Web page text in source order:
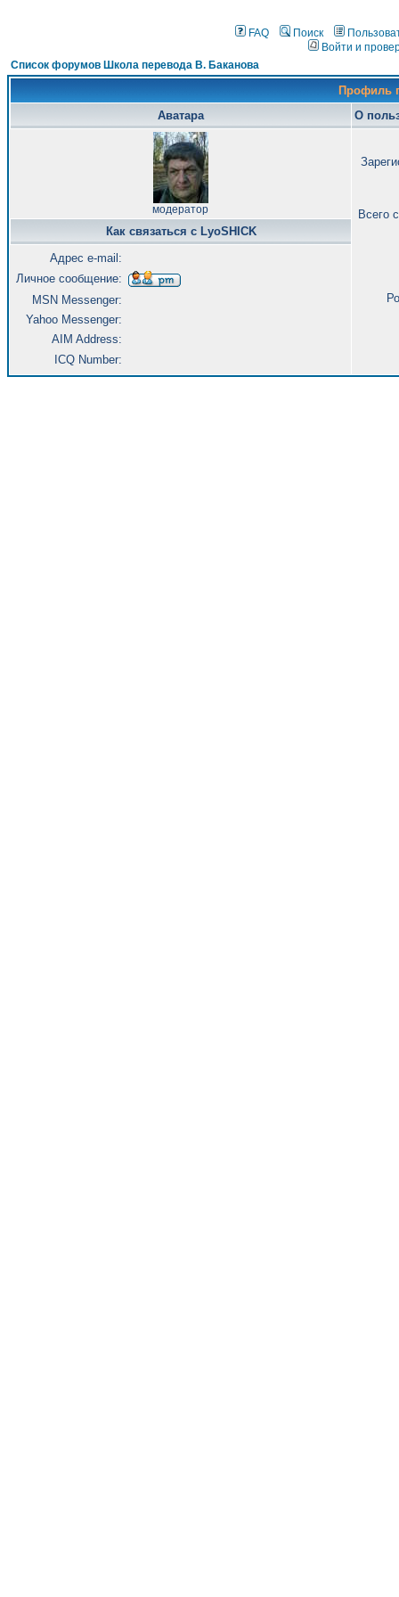
FAQ Поиск
Войти и
Список форумов Школа перевода В. Баканова
Профиль
Аватара
О
модератор Всего
Как связаться с LyoSHICK
Адрес e-mail:
Личное сообщение:
MSN Messenger:
Yahoo Messenger:
AIM Address:
ICQ Number: